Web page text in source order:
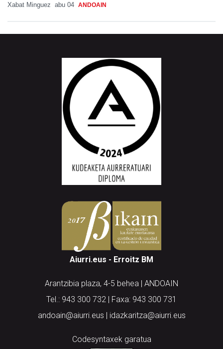
Xabat Minguez abu 04 ANDOAIN
Aiurri.eus - Erroitz BM
Arantzibia plaza, 4-5 behea | ANDOAIN
Tel.: 943 300 732 | Faxa: 943 300 731
andoain@aiurri.eus | idazkaritza@aiurri.eus
Codesyntaxek garatua